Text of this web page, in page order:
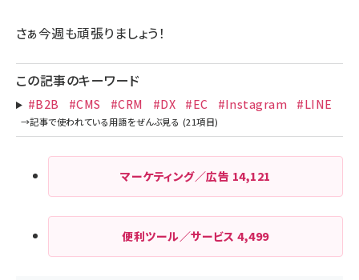
さぁ今週も頑張りましょう！
この記事のキーワード
#B2B #CMS #CRM #DX #EC #Instagram #LINE
マーケティング／広告 14,121
便利ツール／サービス4,499